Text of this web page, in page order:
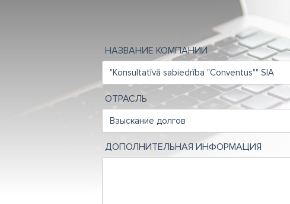
НАЗВАНИЕ КОМПАНИИ
ОТРАСЛЬ
ДОПОЛНИТЕЛЬНАЯ ИНФОРМАЦИЯ